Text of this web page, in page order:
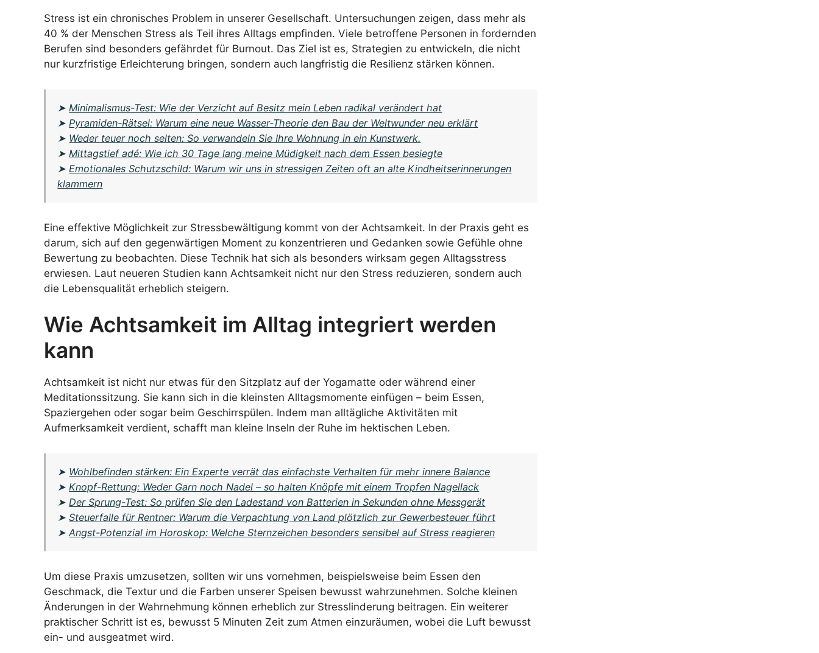
Stress ist ein chronisches Problem in unserer Gesellschaft. Untersuchungen zeigen, dass mehr als
40 % der Menschen Stress als Teil ihres Alltags empfinden. Viele betroffene Personen in fordernden
Berufen sind besonders gefährdet für Burnout. Das Ziel ist es, Strategien zu entwickeln, die nicht
nur kurzfristige Erleichterung bringen, sondern auch langfristig die Resilienz stärken können.
➤Minimalismus-Test: Wie der Verzicht auf Besitz mein Leben radikal verändert hat
➤Pyramiden-Rätsel: Warum eine neue Wasser-Theorie den Bau der Weltwunder neu erklärt
➤ Weder teuer noch selten: So verwandeln Sie Ihre Wohnung in ein Kunstwerk.
➤Mittagstief adé: Wie ich 30 Tage lang meine Müdigkeit nach dem Essen besiegte
➤Emotionales Schutzschild: Warum wir uns in stressigen Zeiten oft an alte Kindheitserinnerungen
klammern
Eine effektive Möglichkeit zur Stressbewältigung kommt von der Achtsamkeit. In der Praxis geht es
darum, sich auf den gegenwärtigen Moment zu konzentrieren und Gedanken sowie Gefühle ohne
Bewertung zu beobachten. Diese Technik hat sich als besonders wirksam gegen Alltagsstress
erwiesen. Laut neueren Studien kann Achtsamkeit nicht nur den Stress reduzieren, sondern auch
die Lebensqualität erheblich steigern.
Wie Achtsamkeit im Alltag integriert werden
kann
Achtsamkeit ist nicht nur etwas für den Sitzplatz auf der Yogamatte oder während einer
Meditationssitzung. Sie kann sich in die kleinsten Alltagsmomente einfügen – beim Essen,
Spaziergehen oder sogar beim Geschirrspülen. Indem man alltägliche Aktivitäten mit
Aufmerksamkeit verdient, schafft man kleine Inseln der Ruhe im hektischen Leben.
➤ Wohlbefinden stärken: Ein Experte verrät das einfachste Verhalten für mehr innere Balance
➤Knopf-Rettung: Weder Garn noch Nadel – so halten Knöpfe mit einem Tropfen Nagellack
➤Der Sprung-Test: So prüfen Sie den Ladestand von Batterien in Sekunden ohne Messgerät
➤Steuerfalle für Rentner: Warum die Verpachtung von Land plötzlich zur Gewerbesteuer führt
➤Angst-Potenzial im Horoskop: Welche Sternzeichen besonders sensibel auf Stress reagieren
Um diese Praxis umzusetzen, sollten wir uns vornehmen, beispielsweise beim Essen den
Geschmack, die Textur und die Farben unserer Speisen bewusst wahrzunehmen. Solche kleinen
Änderungen in der Wahrnehmung können erheblich zur Stresslinderung beitragen. Ein weiterer
praktischer Schritt ist es, bewusst 5 Minuten Zeit zum Atmen einzuräumen, wobei die Luft bewusst
ein- und ausgeatmet wird.